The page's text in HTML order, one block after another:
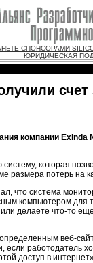
СПОНСОРАМИ
ЮРИДИЧЕСКАЯ
счет
компании
которая
потерь на
что система
компьютером для
делаете что-то
веб-
если работодатель
доступ в